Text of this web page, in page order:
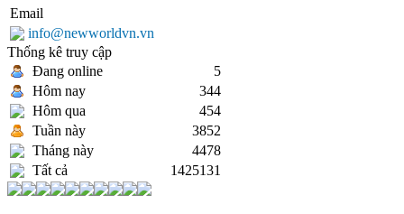
Email
info@newworldvn.vn
Thống kê truy cập
Đang online
5
Hôm nay
344
Hôm qua
454
Tuần này
3852
Tháng này
4478
Tất cả
1425131